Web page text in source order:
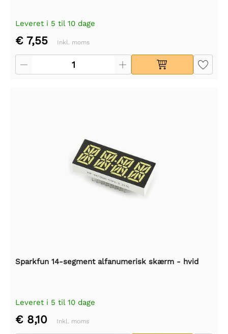
Leveret i 5 til 10 dage
€ 7,55 Inkl. moms
Sparkfun 14-segment alfanumerisk skærm - hvid
Leveret i 5 til 10 dage
€ 8,10 Inkl. moms